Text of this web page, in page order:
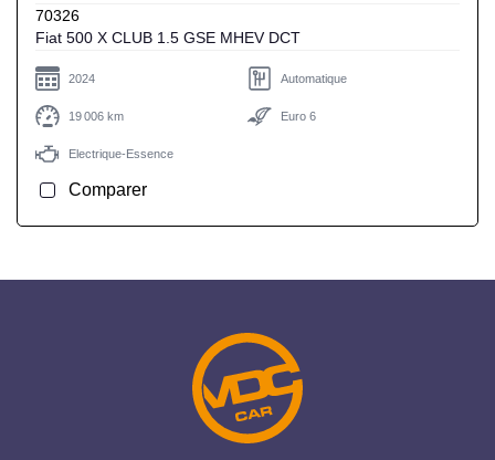
70326
Fiat 500 X CLUB 1.5 GSE MHEV DCT
2024 Automatique
19 006 km Euro 6
Electrique-Essence
Comparer